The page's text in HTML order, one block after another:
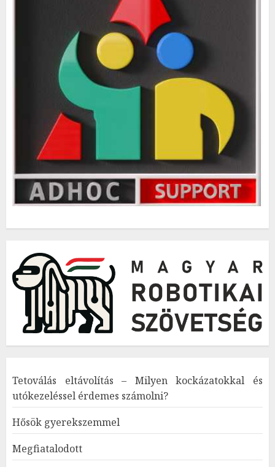
Tetoválás eltávolítás – Milyen kockázatokkal és
utókezeléssel érdemes számolni?
Hősök gyerekszemmel
Megfiatalodott